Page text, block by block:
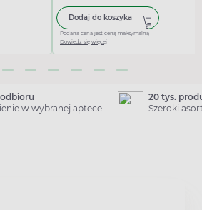
Dodaj do koszyka
Podana cena jest ceną maksymalną
Dowiedz się więcej
w wybranej aptece
20 tys.
Szeroki